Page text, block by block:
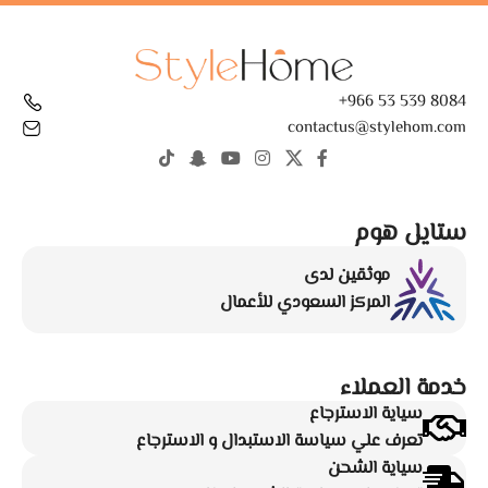
ستايل هوم
موثقين لدى
المركز السعودي للأعمال
خدمة العملاء
سياية الاسترجاع
تعرف علي سياسة الاستبدال و الاسترجاع
سياية الشحن
8084 539 53 966+
contactus@stylehom.com